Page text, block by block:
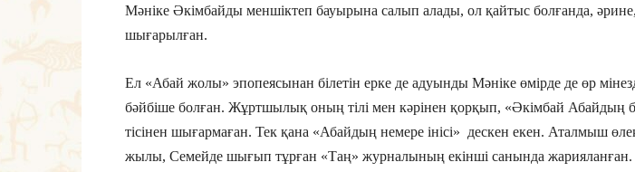
Мәніке Әкімбайды меншіктеп бауырына салып алады, ол қайтыс болғанда,
шығарылған.
Ел «Абай жолы» эпопеясынан білетін ерке де адуынды Мәніке өмірде де өр
бәйбіше болған. Жұртшылық оның тілі мен кәрінен қорқып, «Әкімбай Абайдың
тісінен шығармаған. Тек қана «Абайдың немере інісі» дескен екен. Аталмыш
жылы, Семейде шығып тұрған «Таң» журналының екінші санында жарияланған.